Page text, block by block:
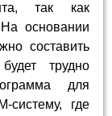
так как
основании
составить
трудно
для
систему, где